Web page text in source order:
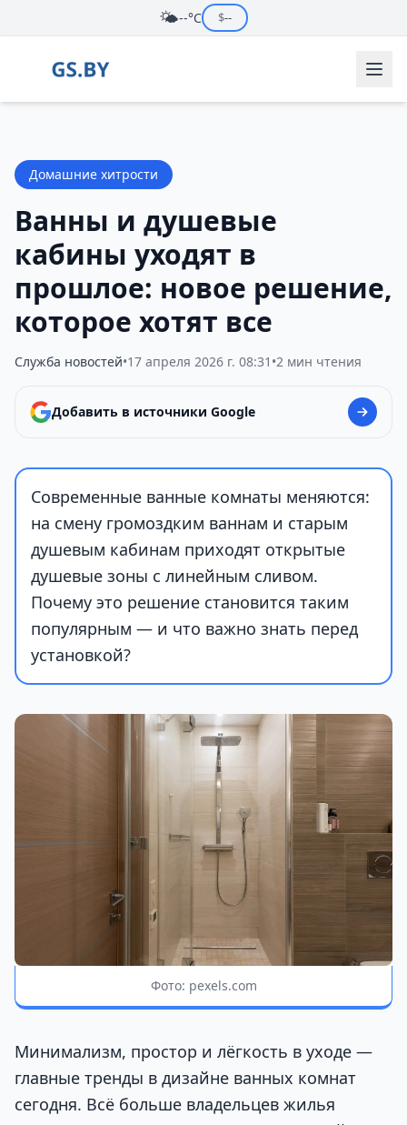
🌤️--°C $--
Домашние хитрости
Ванны и душевые
кабины уходят в
прошлое: новое решение,
которое хотят все
Служба новостей•17 апреля 2026 г. 08:31 •2 мин чтения
Добавить в источники Google
Современные ванные комнаты меняются:
на смену громоздким ваннам и старым
душевым кабинам приходят открытые
душевые зоны с линейным сливом.
Почему это решение становится таким
популярным — и что важно знать перед
установкой?
Фото: pexels.com
Минимализм, простор и лёгкость в уходе —
главные тренды в дизайне ванных комнат
сегодня. Всё больше владельцев жилья